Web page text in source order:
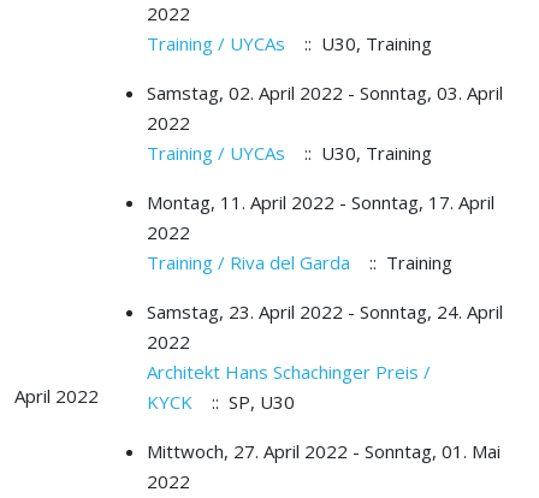
2022
Training / UYCAs
:: U30, Training
April 2022
Samstag, 02. April 2022 - Sonntag, 03. April
2022
Training / UYCAs
:: U30, Training
Montag, 11. April 2022 - Sonntag, 17. April
2022
Training / Riva del Garda
:: Training
Samstag, 23. April 2022 - Sonntag, 24. April
2022
Architekt Hans Schachinger Preis /
KYCK
:: SP, U30
Mittwoch, 27. April 2022 - Sonntag, 01. Mai
2022